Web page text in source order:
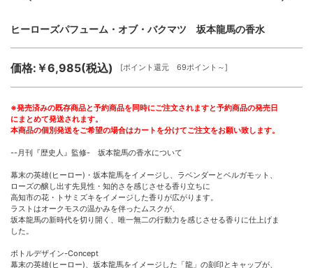
ヒーローズパフューム・オブ・バクマツ 坂本龍馬の香水
価格:￥6,985(税込) [ポイント還元 69ポイント～]
※発売済みの既存商品と予約商品を同時にご注文されますと予約商品の発売日
にまとめて発送されます。
本商品の個別発送をご希望の場合はカートを分けてご注文をお願い致します。
--月刊『歴史人』監修- 坂本龍馬の香水について
幕末の英雄(ヒーロー)・坂本龍馬をイメージし、ラベンダーとベルガモット、
ローズの醸し出す先見性・知的さを感じさせる香り立ちに
高知市の花・トサミズキをイメージした香りが広がります。
ラストはオークモスの温かみを伴ったムスクが、
坂本龍馬の新時代を切り開く、唯一無二の行動力を感じさせる香りに仕上げま
した。
ボトルデザイン-Concept
幕末の英雄(ヒーロー)、坂本龍馬をイメージした「龍」の刻印とキャップが、